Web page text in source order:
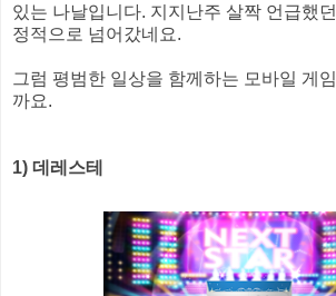
있는 나날입니다. 지지난주 살짝 언급했
정적으로 넘어갔네요.
그럼 평범한 일상을 함께하는 모바일 게
까요.
1) 데레스테